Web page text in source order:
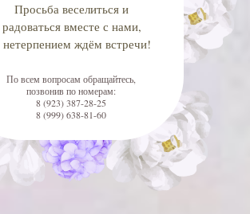
Просьба веселиться и
радоваться вместе с нами,
ждём встречи!
По всем вопросам обращайтесь,
позвонив по номерам:
8 (923) 387-28-25
8 (999) 638-81-60